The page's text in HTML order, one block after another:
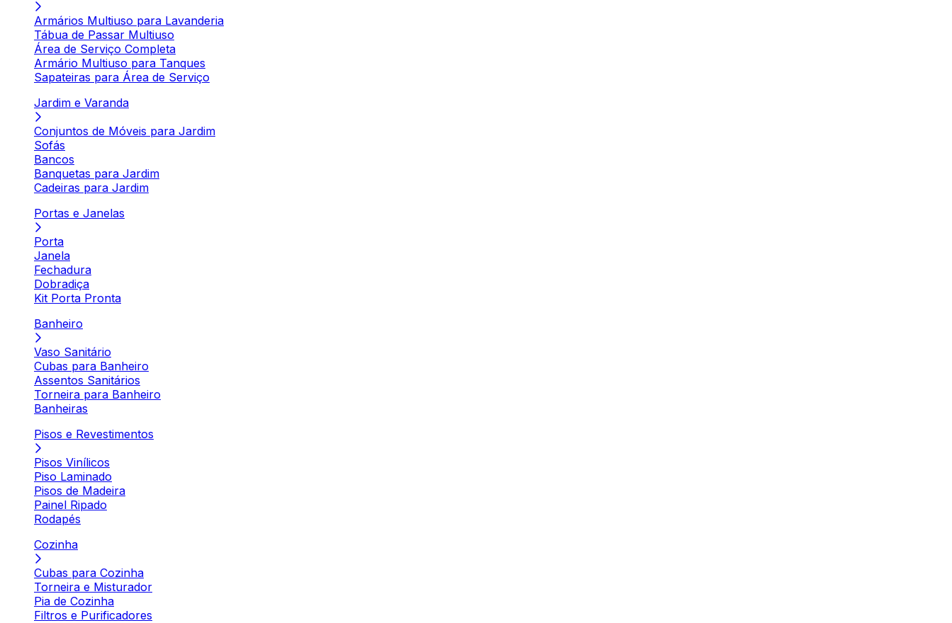
Armários Multiuso para Lavanderia
Tábua de Passar Multiuso
Área de Serviço Completa
Armário Multiuso para Tanques
Sapateiras para Área de Serviço
Jardim e Varanda
Conjuntos de Móveis para Jardim
Sofás
Bancos
Banquetas para Jardim
Cadeiras para Jardim
Portas e Janelas
Porta
Janela
Fechadura
Dobradiça
Kit Porta Pronta
Banheiro
Vaso Sanitário
Cubas para Banheiro
Assentos Sanitários
Torneira para Banheiro
Banheiras
Pisos e Revestimentos
Pisos Vinílicos
Piso Laminado
Pisos de Madeira
Painel Ripado
Rodapés
Cozinha
Cubas para Cozinha
Torneira e Misturador
Pia de Cozinha
Filtros e Purificadores